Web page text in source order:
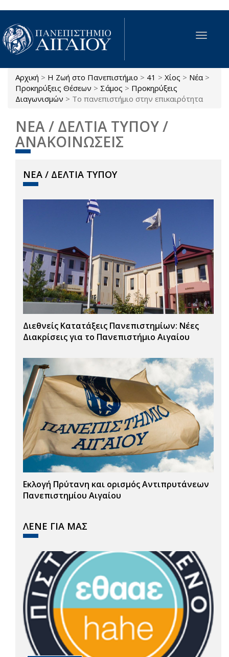
Παράκαμψη προς το κυρίως περιεχόμενο
Toggle
Είστε εδώ
Αρχική > Η Ζωή στο Πανεπιστήμιο > 41 > Χίος > Νέα >
Προκηρύξεις Θέσεων > Σάμος > Προκηρύξεις
Διαγωνισμών > Το πανεπιστήμιο στην επικαιρότητα
ΝΕΑ / ΔΕΛΤΙΑ ΤΥΠΟΥ /
ΑΝΑΚΟΙΝΩΣΕΙΣ
ΝΕΑ / ΔΕΛΤΙΑ ΤΥΠΟΥ
Διεθνείς Κατατάξεις Πανεπιστημίων: Νέες
Διακρίσεις για το Πανεπιστήμιο Αιγαίου
Εκλογή Πρύτανη και ορισμός Αντιπρυτάνεων
Πανεπιστημίου Αιγαίου
ΛΕΝΕ ΓΙΑ ΜΑΣ